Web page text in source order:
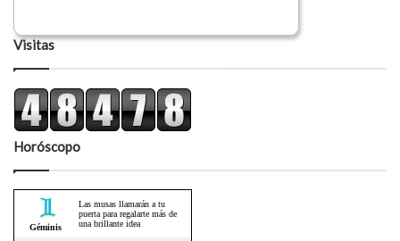
Visitas
Horóscopo